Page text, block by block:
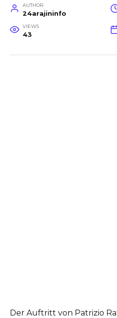
AUTHOR
24arajininfo
VIEWS
43
Der Auftritt von Patrizio